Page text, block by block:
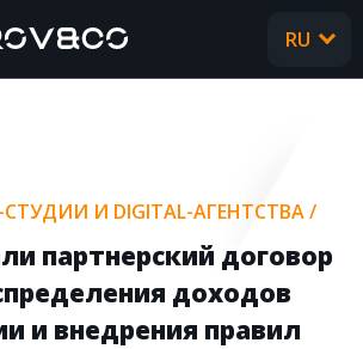
УСЛУГИ
КЕЙСЫ
RU
СТУДИИ И DIGITAL-АГЕНТСТВА /
партнерский договор
доходов
и внедрения правил